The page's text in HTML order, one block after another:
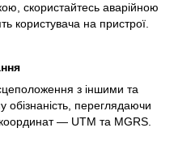
скористайтесь аварійною
користувача на пристрої.
з іншими та
обізнаність, переглядаючи
— UTM та MGRS.